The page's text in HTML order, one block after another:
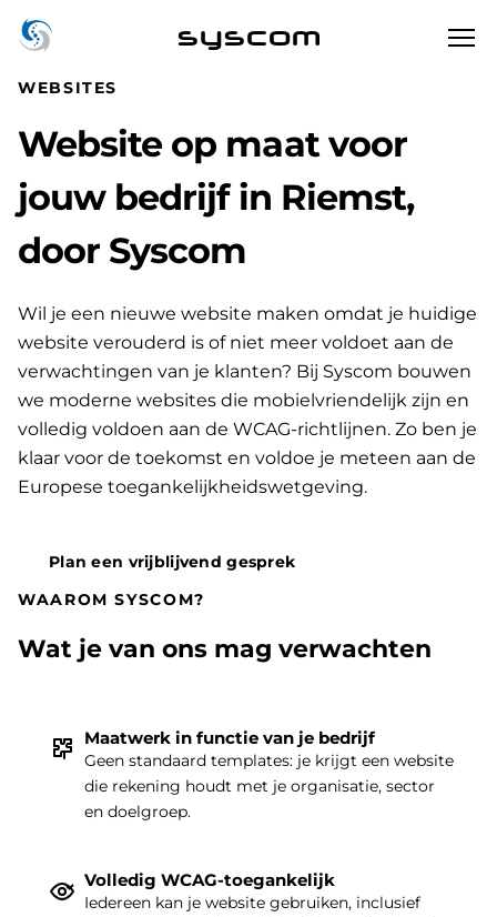
syscom
|
WEBSITES
Website op maat voor
jouw bedrijf in Riemst,
door Syscom
Wil je een nieuwe website maken omdat je huidige
website verouderd is of niet meer voldoet aan de
verwachtingen van je klanten? Bij Syscom bouwen
we moderne websites die mobielvriendelijk zijn en
volledig voldoen aan de WCAG-richtlijnen. Zo ben je
klaar voor de toekomst en voldoe je meteen aan de
Europese toegankelijkheidswetgeving.
Plan een vrijblijvend gesprek
WAAROM SYSCOM?
Wat je van ons mag verwachten
Maatwerk in functie van je bedrijf
Geen standaard templates: je krijgt een website
die rekening houdt met je organisatie, sector
en doelgroep.
Volledig WCAG-toegankelijk
Iedereen kan je website gebruiken, inclusief